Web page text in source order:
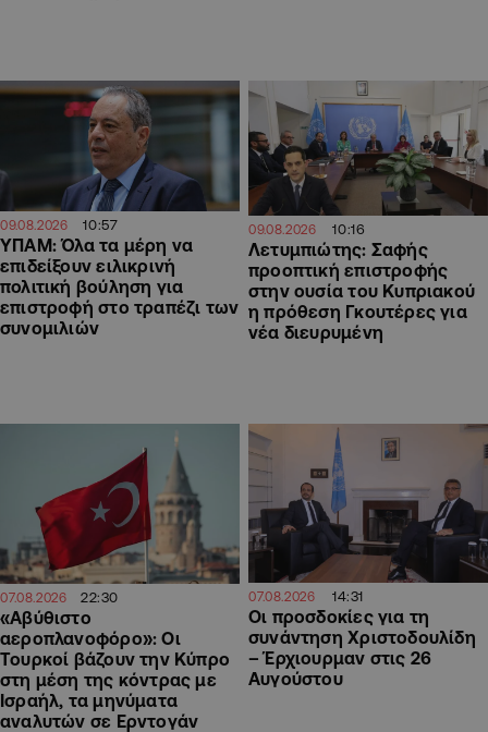
09.08.2026 10:57
ΥΠΑΜ: Όλα τα μέρη να
επιδείξουν ειλικρινή
πολιτική βούληση για
επιστροφή στο τραπέζι των
συνομιλιών
09.08.2026 10:16
Λετυμπιώτης: Σαφής
προοπτική επιστροφής
στην ουσία του Κυπριακού
η πρόθεση Γκουτέρες για
νέα διευρυμένη
07.08.2026 22:30
«Αβύθιστο
αεροπλανοφόρο»: Οι
Τουρκοί βάζουν την Κύπρο
στη μέση της κόντρας με
Ισραήλ, τα μηνύματα
αναλυτών σε Ερντογάν
07.08.2026 14:31
Οι προσδοκίες για τη
συνάντηση Χριστοδουλίδη
– Έρχιουρμαν στις 26
Αυγούστου